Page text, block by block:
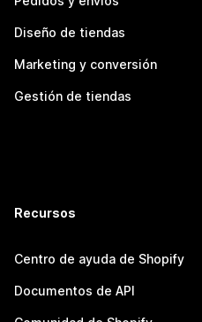
Diseño de tiendas
Marketing y conversión
Gestión de tiendas
Recursos
Centro de ayuda de Shopify
Documentos de API